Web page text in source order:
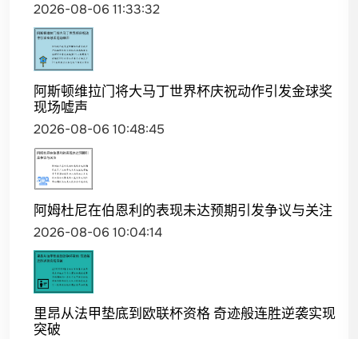
2026-08-06 11:33:32
阿斯顿维拉门将大马丁世界杯庆祝动作引发金球奖
现场嘘声
2026-08-06 10:48:45
阿姆杜尼在伯恩利的表现未达预期引发争议与关注
2026-08-06 10:04:14
里昂从法甲垫底到欧联杯资格 奇迹般连胜逆袭实现
突破